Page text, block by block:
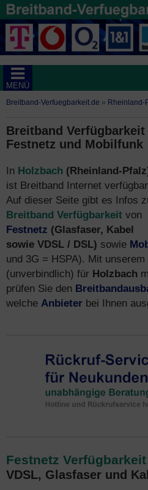
MENÜ
Breitband-Verfuegbarkeit.de » Rheinland-
Breitband
Festnetz und Mobilfunk
In Holzbach (Rheinland-
ist Breitband Internet
Auf dieser Seite gibt es Infos
Breitband Verfügbarkeit von
Festnetz (Glasfaser, Kabel
sowie VDSL / DSL) sowie
und 3G = HSPA). Mit
(unverbindlich) für Holzbach
prüfen Sie den
welche Anbieter bei Ihnen
Festnetz
VDSL, Glasfaser und